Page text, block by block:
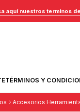
TÉRMINOS Y
aquí nuestros terminos
Accesorios